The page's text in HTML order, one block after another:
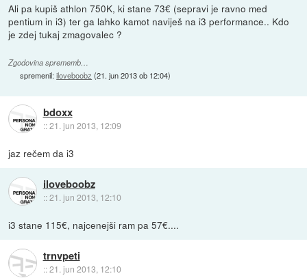
Ali pa kupiš athlon 750K, ki stane 73€ (sepravi je ravno med
pentium in i3) ter ga lahko kamot naviješ na i3 performance.. Kdo
je zdej tukaj zmagovalec ?
Zgodovina sprememb…
spremenil:iloveboobz (21. jun 2013 ob 12:04)
bdoxx
::21. jun 2013, 12:09
jaz rečem da i3
iloveboobz
::21. jun 2013, 12:10
i3 stane 115€, najcenejši ram pa 57€....
trnvpeti
::21. jun 2013, 12:10